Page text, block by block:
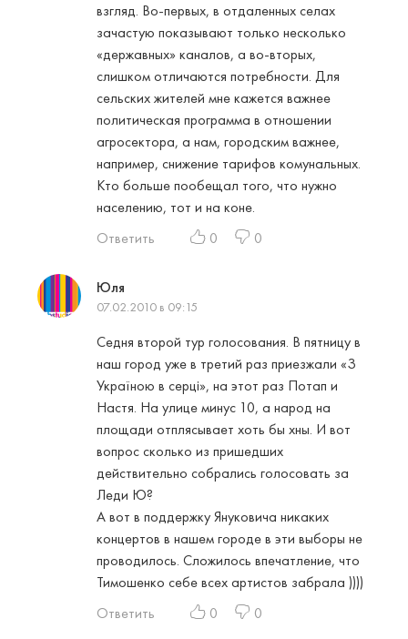
взгляд. Во-первых, в отдаленных селах
зачастую показывают только несколько
«державных» каналов, а во-вторых,
слишком отличаются потребности. Для
сельских жителей мне кажется важнее
политическая программа в отношении
агросектора, а нам, городским важнее,
например, снижение тарифов комунальных.
Кто больше пообещал того, что нужно
населению, тот и на коне.
Ответить
0 0
Юля
07.02.2010 в 09:15
Седня второй тур голосования. В пятницу в
наш город уже в третий раз приезжали «З
Україною в серці», на этот раз Потап и
Настя. На улице минус 10, а народ на
площади отплясывает хоть бы хны. И вот
вопрос сколько из пришедших
действительно собрались голосовать за
Леди Ю?
А вот в поддержку Януковича никаких
концертов в нашем городе в эти выборы не
проводилось. Сложилось впечатление, что
Тимошенко себе всех артистов забрала ))))
Ответить
0 0